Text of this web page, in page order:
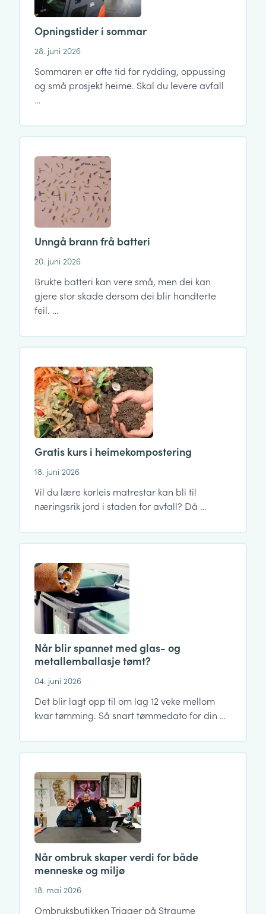
Opningstider i sommar
28. juni 2026
Sommaren er ofte tid for rydding, oppussing
og små prosjekt heime. Skal du levere avfall
…
Unngå brann frå batteri
20. juni 2026
Brukte batteri kan vere små, men dei kan
gjere stor skade dersom dei blir handterte
feil. …
Gratis kurs i heimekompostering
18. juni 2026
Vil du lære korleis matrestar kan bli til
næringsrik jord i staden for avfall? Då …
Når blir spannet med glas- og
metallemballasje tømt?
04. juni 2026
Det blir lagt opp til om lag 12 veke mellom
kvar tømming. Så snart tømmedato for din …
Når ombruk skaper verdi for både
menneske og miljø
18. mai 2026
Ombruksbutikken Trigger på Straume